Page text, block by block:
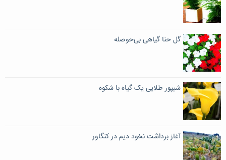
گل حنا گیاهی بی‌حوصله
شیپور طلایی یک گیاه با شکوه
آغاز برداشت نخود دیم در کنگاور